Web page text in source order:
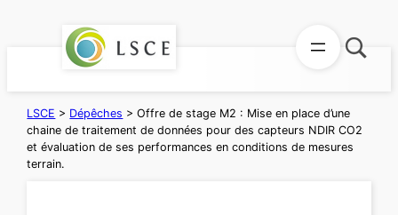
LSCE > Dépêches >Offre de stage M2 : Mise en place d’une
chaine de traitement de données pour des capteurs NDIR CO2
et évaluation de ses performances en conditions de mesures
terrain.